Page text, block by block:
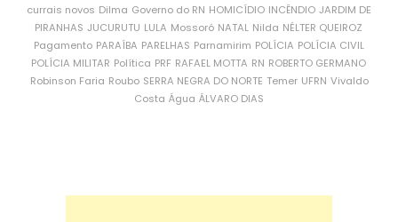
currais novos Dilma Governo do RN HOMICÍDIO INCÊNDIO JARDIM DE
PIRANHAS JUCURUTU LULA Mossoró NATAL Nilda NÉLTER QUEIROZ
Pagamento PARAÍBA PARELHAS Parnamirim POLÍCIA POLÍCIA CIVIL
POLÍCIA MILITAR Política PRF RAFAEL MOTTA RN ROBERTO GERMANO
Robinson Faria Roubo SERRA NEGRA DO NORTE Temer UFRN Vivaldo
Costa Água ÁLVARO DIAS